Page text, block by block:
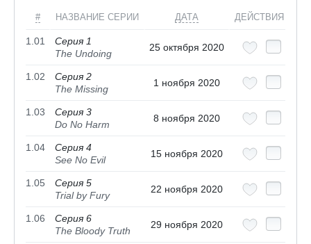
# НАЗВАНИЕ СЕРИИ ДАТА ДЕЙСТВИЯ
1.01
Серия 1
The Undoing
25 октября 2020
1.02
Серия 2
The Missing
1 ноября 2020
1.03
Серия 3
Do No Harm
8 ноября 2020
1.04
Серия 4
See No Evil
15 ноября 2020
1.05
Серия 5
Trial by Fury
22 ноября 2020
1.06
Серия 6
The Bloody Truth
29 ноября 2020